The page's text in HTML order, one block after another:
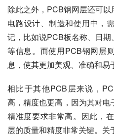
除此之外，PCB钢网层还可
电路设计、制造和使用中，
记，比如说PCB板名称、日
等信息。而使用PCB钢网层
息，使其更加美观、准确和易
相比于其他PCB层来说，
高，精度也更高，因为其对
精准度要求非常高。因此，
层的质量和精度非常关键。